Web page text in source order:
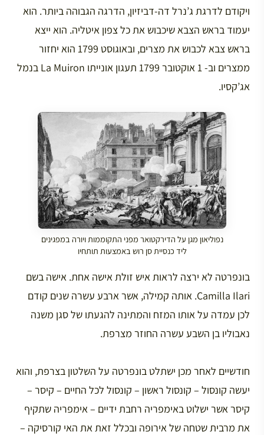
ויקודם לדרגת ג’נרל דה-דביזיון, הדרגה הגבוהה ביותר. הוא
יעמוד בראש הצבא שיכבוש את כל צפון איטליה. הוא ייצא
בראש צבא לכבוש את מצרים, ובאוגוסט 1799 הוא יחזור
ממצרים וב- 1 אוקטובר 1799 תעגון אונייתו La Muiron בנמל
אג’קסיו.
נפוליאון מגן על הדירקטואר מפני התקוממות ויורה במפגינים
ליד כנסיית סן רוש באמצעות תותחיו
בונפרטה לא ירצה לראות איש זולת אישה אחת. אישה בשם
Camilla Ilari. אותה קמילה, אשר ארבע עשרה שנים קודם
לכן עמדה על אותו המזח והמתינה להגעתו של סגן משנה
נאבוליו בן השבע עשרה החוזר מצרפת.
חודשיים לאחר מכן ישתלט בונפרטה על השלטון בצרפת, והוא
יעשה קונסול – קונסול ראשון – קונסול לכל החיים – קיסר –
קיסר אשר ישלוט באימפריה רחבת ידיים – אימפריה שתקיף
את מרבית שטחה של אירופה ובכלל זאת את האי קורסיקה –